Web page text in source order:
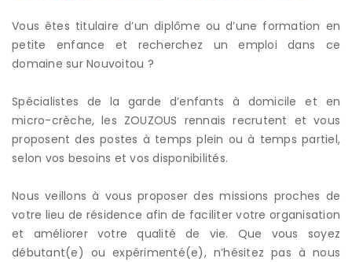
Vous êtes titulaire d’un diplôme ou d’une formation en
petite enfance et recherchez un emploi dans ce
domaine sur Nouvoitou ?
Spécialistes de la garde d’enfants à domicile et en
micro-crèche, les ZOUZOUS rennais recrutent et vous
proposent des postes à temps plein ou à temps partiel,
selon vos besoins et vos disponibilités.
Nous veillons à vous proposer des missions proches de
votre lieu de résidence afin de faciliter votre organisation
et améliorer votre qualité de vie. Que vous soyez
débutant(e) ou expérimenté(e), n’hésitez pas à nous